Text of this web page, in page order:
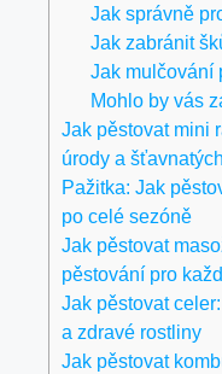
Jak správně
Jak zabránit
Jak mulčování
Mohlo by vás
Jak pěstovat mini
úrody a
Pažitka: Jak
po celé sezóně
Jak pěstovat
pěstování pro
Jak pěstovat
a zdravé rostliny
Jak pěstovat